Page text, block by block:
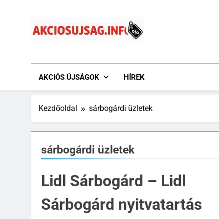
tartalomra
Akciósújság.info
AKCIÓS ÚJSÁGOK HÍREK
Kezdőoldal sárbogárdi üzletek
sárbogárdi üzletek
Lidl Sárbogárd – Lidl
Sárbogárd nyitvatartás